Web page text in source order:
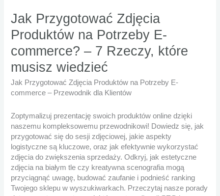
Jak Przygotować Zdjęcia
Produktów na Potrzeby E-
commerce? – 7 Rzeczy, które
musisz wiedzieć
Jak Przygotować Zdjęcia Produktów na Potrzeby E-
commerce – Przewodnik dla Klientów
Zoptymalizuj prezentację swoich produktów online dzięki
naszemu kompleksowemu przewodnikowi! Dowiedz się, jak
przygotować się do sesji zdjęciowej, jakie aspekty
logistyczne są kluczowe, oraz jak efektywnie wykorzystać
zdjęcia do zwiększenia sprzedaży. Odkryj, jak estetyczne
zdjęcia na białym tle czy kreatywna scenografia mogą
przyciągnąć uwagę, budować zaufanie i podnieść ranking
Twojego sklepu w wyszukiwarkach. Przeczytaj nasze porady